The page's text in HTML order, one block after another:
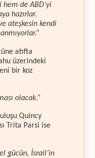
hem de ABD’yi
hazırlar.
ateşkesin kendi
atıfta
üzerindeki
bir koz
olacak.”
Quincy
Trita Parsi ise
gücün, İsrail’in